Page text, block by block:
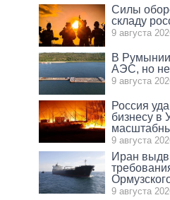
Силы
складу
9 августа
В Румынии
АЭС, но
9 августа
Россия
бизнесу в
9 августа
Иран
9 августа